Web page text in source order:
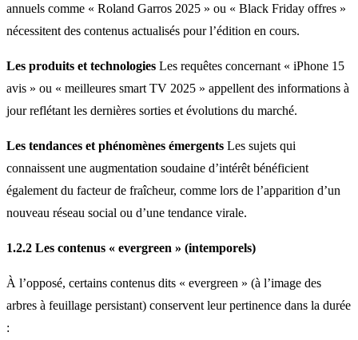
annuels comme « Roland Garros 2025 » ou « Black Friday offres »
nécessitent des contenus actualisés pour l’édition en cours.
Les produits et technologies Les requêtes concernant « iPhone 15
avis » ou « meilleures smart TV 2025 » appellent des informations à
jour reflétant les dernières sorties et évolutions du marché.
Les tendances et phénomènes émergents Les sujets qui
connaissent une augmentation soudaine d’intérêt bénéficient
également du facteur de fraîcheur, comme lors de l’apparition d’un
nouveau réseau social ou d’une tendance virale.
1.2.2 Les contenus « evergreen » (intemporels)
À l’opposé, certains contenus dits « evergreen » (à l’image des
arbres à feuillage persistant) conservent leur pertinence dans la durée
: